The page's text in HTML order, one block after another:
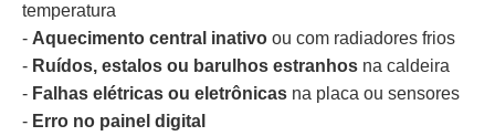
temperatura
- Aquecimento central inativo ou com radiadores frios
- Ruídos, estalos ou barulhos estranhos na caldeira
- Falhas elétricas ou eletrônicas na placa ou sensores
- Erro no painel digital